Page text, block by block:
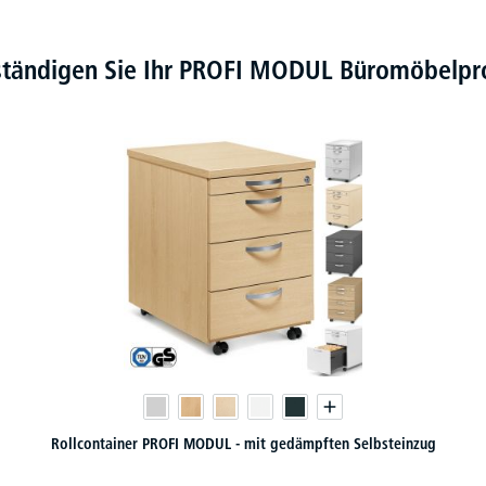
Sie Ihr PROFI MODUL
Rollcontainer PROFI MODUL - mit gedämpften Selbsteinzug